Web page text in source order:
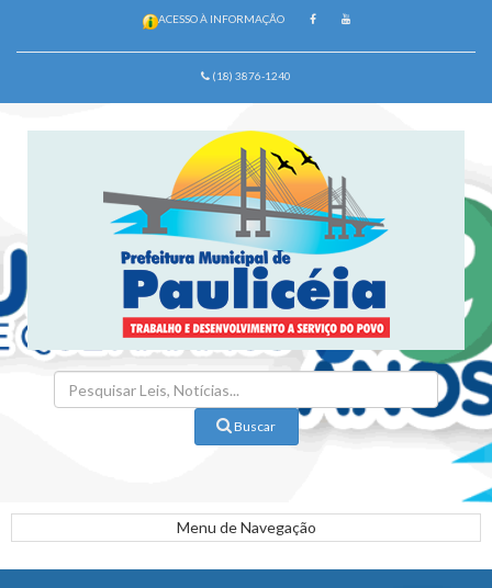
ACESSO À INFORMAÇÃO
(18) 3876-1240
Buscar
Menu de Navegação